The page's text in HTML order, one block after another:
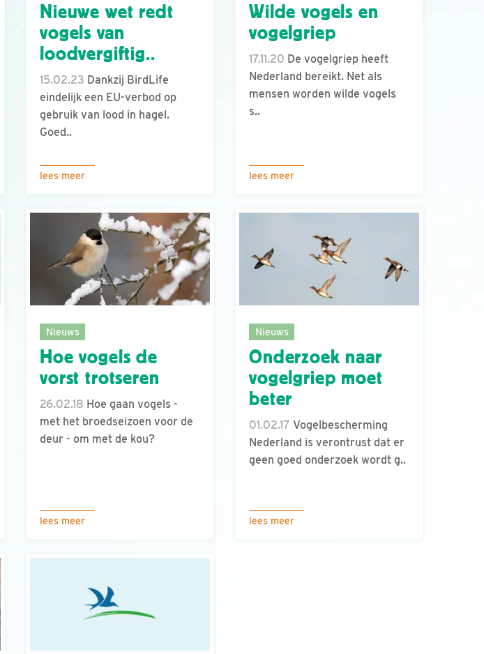
Nieuwe wet redt
vogels van
loodvergiftig..
15.02.23 Dankzij BirdLife
eindelijk een EU-verbod op
gebruik van lood in hagel.
Goed..
lees meer
Wilde vogels en
vogelgriep
17.11.20 De vogelgriep heeft
Nederland bereikt. Net als
mensen worden wilde vogels
s..
lees meer
Nieuws
Hoe vogels de
vorst trotseren
26.02.18 Hoe gaan vogels -
met het broedseizoen voor de
deur - om met de kou?
lees meer
Nieuws
Onderzoek naar
vogelgriep moet
beter
01.02.17 Vogelbescherming
Nederland is verontrust dat er
geen goed onderzoek wordt g..
lees meer